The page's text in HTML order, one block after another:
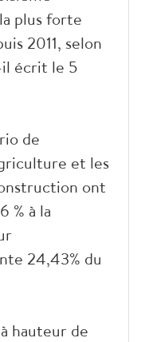
plus forte
2011, selon
écrit le 5
de
et les
ont
% à la
24,43% du
hauteur de